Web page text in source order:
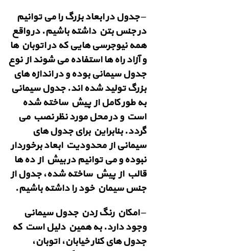
– جدول در ابعاد بزرگ را می توانیم
در جنس بتن داشته باشیم. در واقع
همه نیوجرسی هایی که در اتوبان ها
و آزاد راه ها استفاده می شوند از نوع
جدول سیمانی بوده و در اندازه های
بزرگ تولید شده اند. جدول سیمانی
به طور کامل از پیش ساخته شده
است و در محل مورد نظر نصب می
گردد. بنابراین برای جدول های
سیمانی از محدودیت ابعاد برخوردار
نبوده و می توانیم در بیش از ده ها
قالب از پیش ساخته شده، جدول از
جنس سیمان خود را داشته باشیم.
– امکان رنگ زدن جدول سیمانی
وجود دارد. به همین دلیل است که
جدول های کنار خیابان، اتوبان،